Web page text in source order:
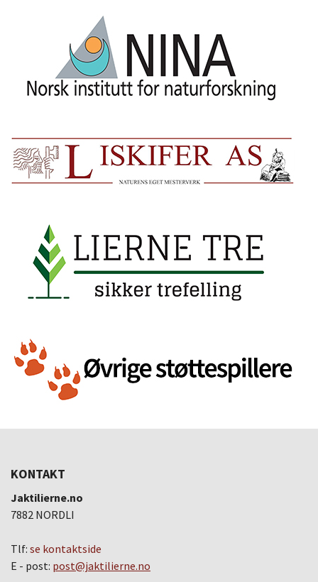
KONTAKT
Jaktilierne.no
7882 NORDLI
Tlf: se kontaktside
E - post: post@jaktilierne.no